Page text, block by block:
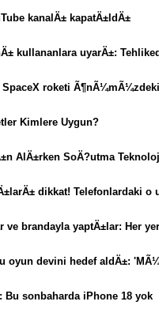
kanalÄ± kapatÄ±ldÄ±
kullananlara uyarÄ±:
roketi
Kimlere Uygun?
AlÄ±rken SoÄ?utma
dikkat! Telefonlardaki o
brandayla yaptÄ±lar: Her
oyun devini hedef aldÄ±:
Bu sonbaharda iPhone 18 yok